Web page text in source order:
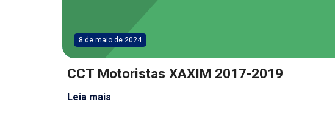
8 de maio de 2024
CCT Motoristas XAXIM 2017-2019
Leia mais